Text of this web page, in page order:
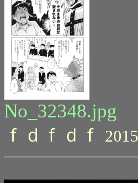
No_32348.jpg
ｆｄｆｄｆ